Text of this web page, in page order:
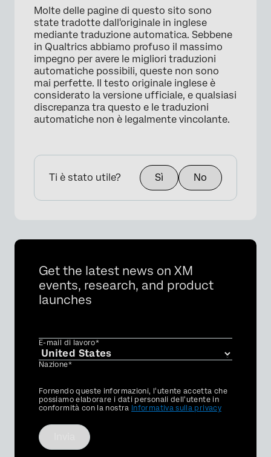
Molte delle pagine di questo sito sono
state tradotte dall'originale in inglese
mediante traduzione automatica. Sebbene
in Qualtrics abbiamo profuso il massimo
impegno per avere le migliori traduzioni
automatiche possibili, queste non sono
mai perfette. Il testo originale inglese è
considerato la versione ufficiale, e qualsiasi
discrepanza tra questo e le traduzioni
automatiche non è legalmente vincolante.
Ti è stato utile? Sì No
Get the latest news on XM
events, research, and product
launches
E-mail di lavoro*
Nazione*
Privacy
Optin
Fornendo queste informazioni, l'utente accetta che
possiamo elaborare i dati personali dell'utente in
conformità con la nostra Informativa sulla privacy